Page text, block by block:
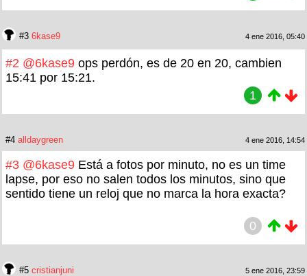
#3 6kase9 4 ene 2016, 05:40
#2 @6kase9 ops perdón, es de 20 en 20, cambien
15:41 por 15:21.
1
#4 alldaygreen 4 ene 2016, 14:54
#3 @6kase9 Está a fotos por minuto, no es un time
lapse, por eso no salen todos los minutos, sino que
sentido tiene un reloj que no marca la hora exacta?
0
#5 cristianjuni 5 ene 2016, 23:59